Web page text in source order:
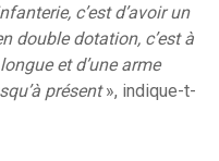
c’est d’avoir un
double dotation, c’est à
et d’une arme
présent», indique-t-